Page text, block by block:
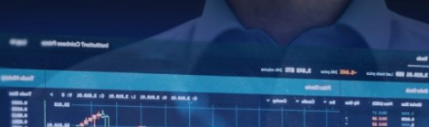
савети за почетнике у инвестирању